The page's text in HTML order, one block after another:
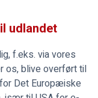
udlandet
f.eks. via vores
os, blive overført til
Det Europæiske